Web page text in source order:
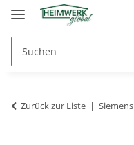
Zurück zur Liste Siemens